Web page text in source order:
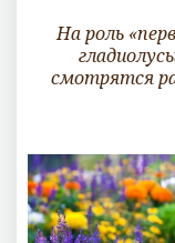
На роль
смотрятся